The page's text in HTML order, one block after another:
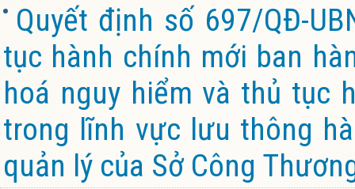
Quyết định số 697/QĐ-
tục hành chính mới ban
hoá nguy hiểm và thủ tục
trong lĩnh vực lưu thông
quản lý của Sở Công